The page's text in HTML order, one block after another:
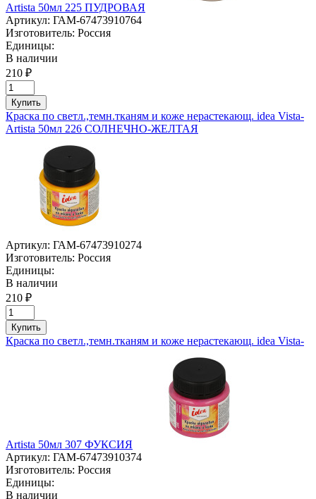
Artista 50мл 225 ПУДРОВАЯ
Артикул: ГАМ-67473910764
Изготовитель: Россия
Единицы:
В наличии
210 ₽
Купить
Краска по светл.,темн.тканям и коже нерастекающ. idea Vista-
Artista 50мл 226 СОЛНЕЧНО-ЖЕЛТАЯ
Артикул: ГАМ-67473910274
Изготовитель: Россия
Единицы:
В наличии
210 ₽
Купить
Краска по светл.,темн.тканям и коже нерастекающ. idea Vista-
Artista 50мл 307 ФУКСИЯ
Артикул: ГАМ-67473910374
Изготовитель: Россия
Единицы:
В наличии